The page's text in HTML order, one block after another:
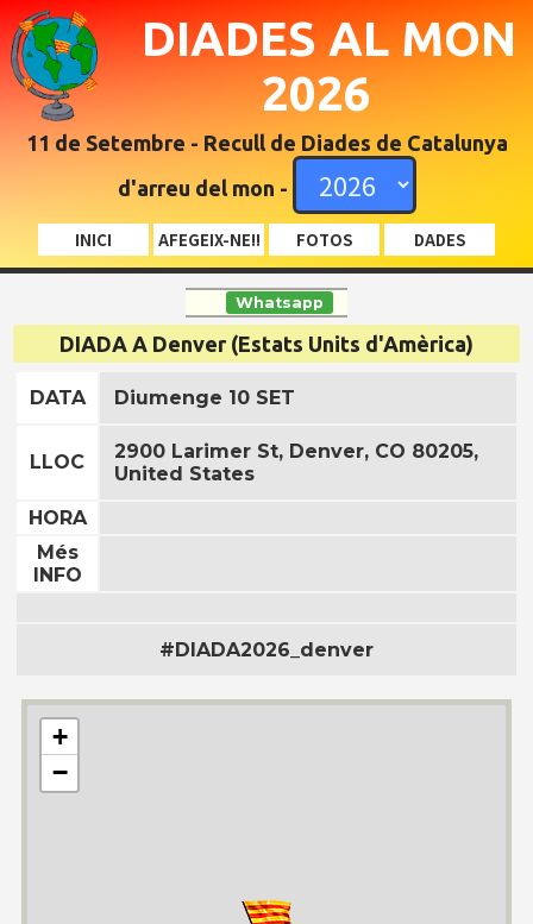
DIADES AL MON
2026
11 de Setembre - Recull de Diades de Catalunya
d'arreu del mon -
INICI AFEGEIX-NE!! FOTOS DADES
Whatsapp
DIADA A Denver (Estats Units d'Amèrica)
DATA Diumenge 10 SET
LLOC
2900 Larimer St, Denver, CO 80205,
United States
HORA
Més
INFO
#DIADA2026_denver
+
−